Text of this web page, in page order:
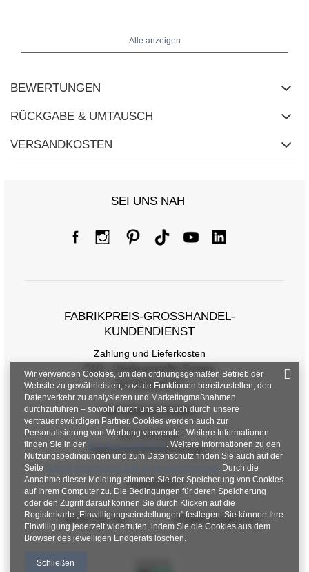
den Achseln - 51 cm, Ärmellänge - 62 cm, Hüftbreite - 53 cm,
Alle anzeigen
BEWERTUNGEN
RÜCKGABE & UMTAUSCH
VERSANDKOSTEN
SEI UNS NAH
FABRIKPREIS-GROSSHANDEL-K
UNDENDIENST
Zahlung und Lieferkosten
FAQ - Häufig gestellte Fragen
Rückgabepolitik
INFORMATIONEN
Verordnungen
Datenschutzbestimmungen
KONTAKT
+48 601 547 740 hurt@factoryprice.eu
Wir verwenden Cookies, um den ordnungsgemäßen Betrieb der
Website zu gewährleisten, soziale Funktionen bereitzustellen, den
Datenverkehr zu analysieren und Marketingmaßnahmen
durchzuführen – sowohl durch uns als auch durch unsere
vertrauenswürdigen Partner. Cookies werden auch zur
Personalisierung von Werbung verwendet. Weitere Informationen
finden Sie in der
Datenschutzrichtlinie. Weitere Informationen zu den
Nutzungsbedingungen und zum Datenschutz finden Sie auch auf der
Seite
. Durch die
Annahme dieser Meldung stimmen Sie der Speicherung von Cookies
auf Ihrem Computer zu. Die Bedingungen für deren Speicherung
oder den Zugriff darauf können Sie durch Klicken auf die
Registerkarte „Einwilligungseinstellungen" festlegen. Sie können Ihre
Einwilligung jederzeit widerrufen, indem Sie die Cookies aus dem
Browser des jeweiligen Endgeräts löschen.
Schließen